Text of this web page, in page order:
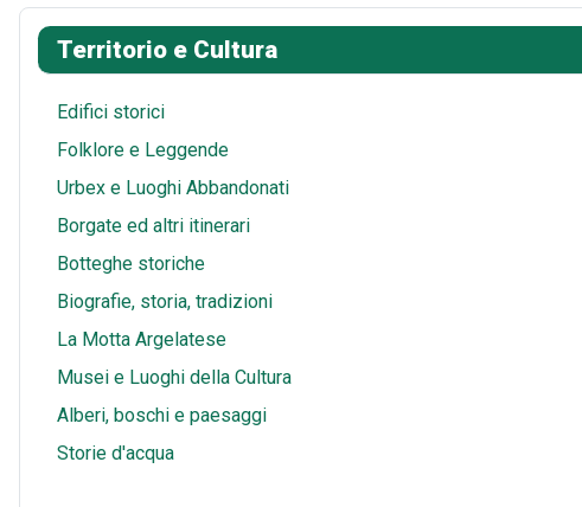
k
e
s
t
t
s
A
p
p
i
l
a
r
e
Territorio e Cultura
Edifici storici
Folklore e Leggende
Urbex e Luoghi Abbandonati
Borgate ed altri itinerari
Botteghe storiche
Biografie, storia, tradizioni
La Motta Argelatese
Musei e Luoghi della Cultura
Alberi, boschi e paesaggi
Storie d'acqua